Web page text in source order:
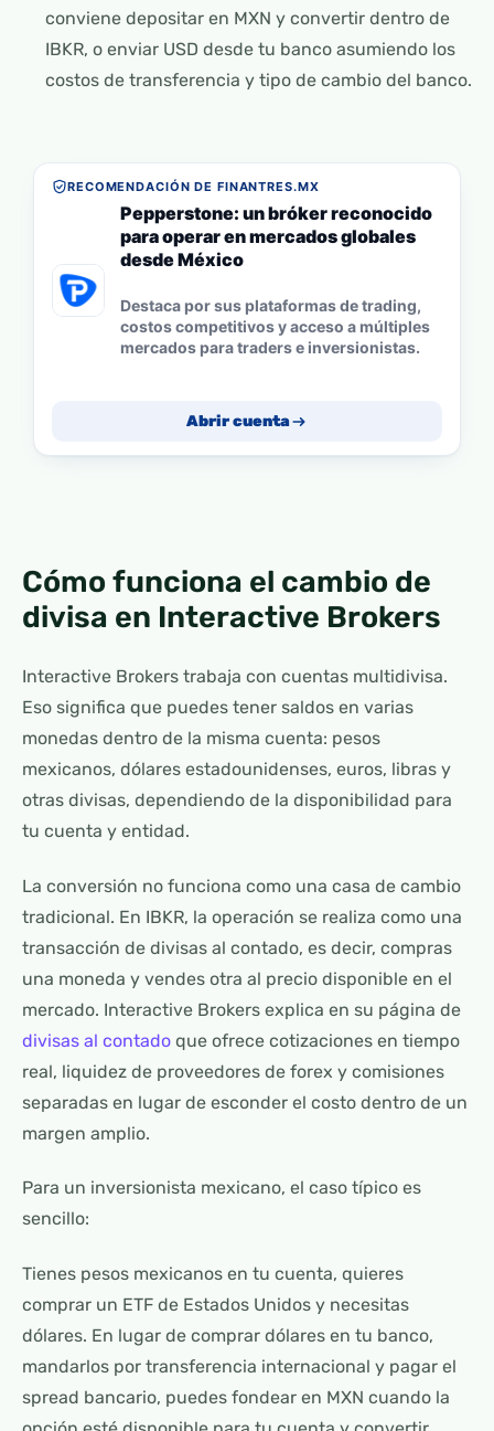
conviene depositar en MXN y convertir dentro de
IBKR, o enviar USD desde tu banco asumiendo los
costos de transferencia y tipo de cambio del banco.
RECOMENDACIÓN DE FINANTRES.MX
Pepperstone: un bróker reconocido
para operar en mercados globales
desde México
Destaca por sus plataformas de trading,
costos competitivos y acceso a múltiples
mercados para traders e inversionistas.
Abrir cuenta
Cómo funciona el cambio de
divisa en Interactive Brokers
Interactive Brokers trabaja con cuentas multidivisa.
Eso significa que puedes tener saldos en varias
monedas dentro de la misma cuenta: pesos
mexicanos, dólares estadounidenses, euros, libras y
otras divisas, dependiendo de la disponibilidad para
tu cuenta y entidad.
La conversión no funciona como una casa de cambio
tradicional. En IBKR, la operación se realiza como una
transacción de divisas al contado, es decir, compras
una moneda y vendes otra al precio disponible en el
mercado. Interactive Brokers explica en su página de
divisas al contado que ofrece cotizaciones en tiempo
real, liquidez de proveedores de forex y comisiones
separadas en lugar de esconder el costo dentro de un
margen amplio.
Para un inversionista mexicano, el caso típico es
sencillo:
Tienes pesos mexicanos en tu cuenta, quieres
comprar un ETF de Estados Unidos y necesitas
dólares. En lugar de comprar dólares en tu banco,
mandarlos por transferencia internacional y pagar el
spread bancario, puedes fondear en MXN cuando la